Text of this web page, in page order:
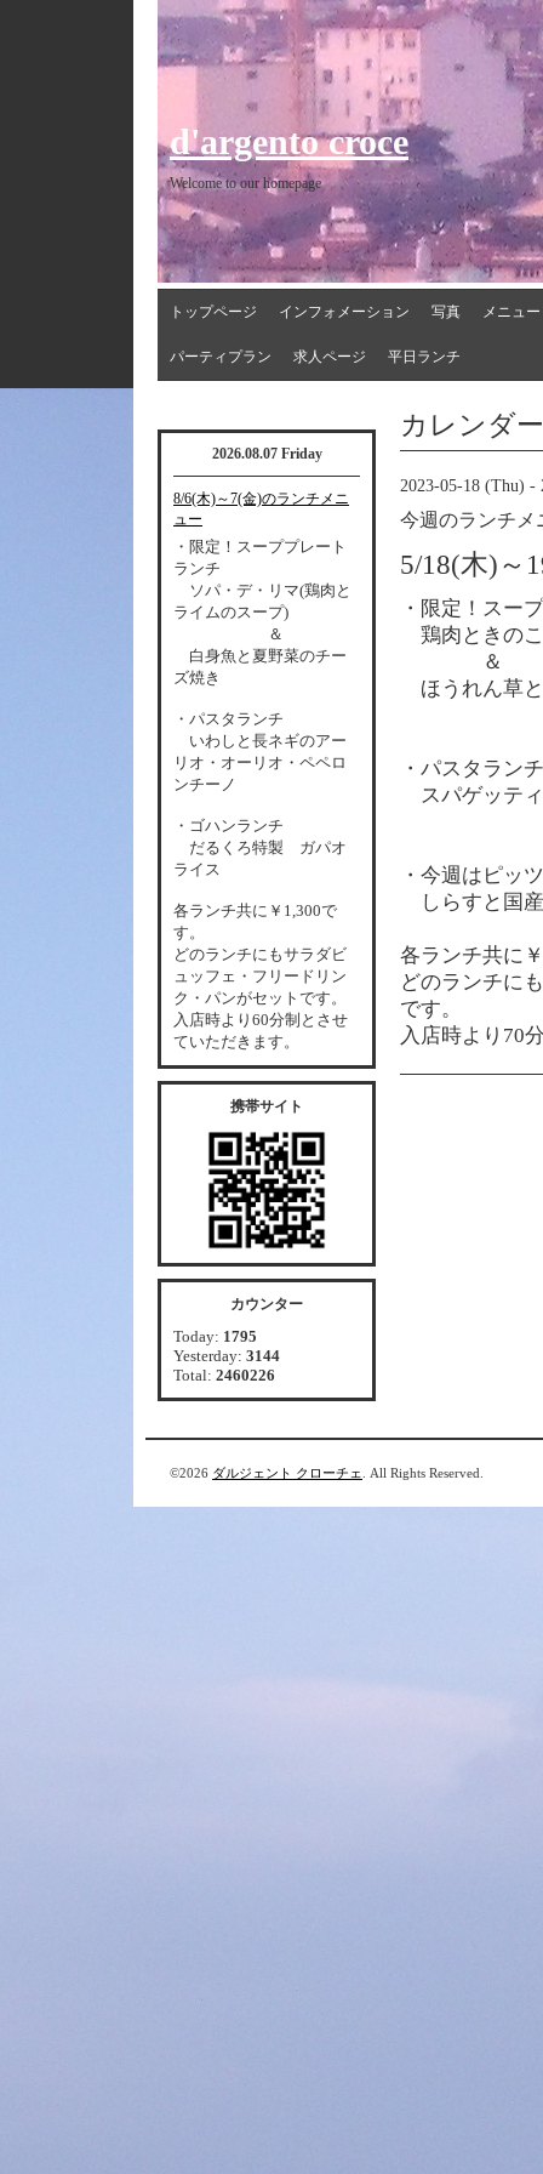
d'argento croce
Welcome to our homepage
トップページ インフォメーション 写真 メニュー
パーティプラン 求人ページ 平日ランチ
カレンダー
2023-05-18 (Thu) -
今週のランチメ
5/18(木)～
・限定！スー
鶏肉ときの
＆
ほうれん草
・パスタランチ
スパゲッテ
・今週はピッ
しらすと国
各ランチ共に
どのランチに
です。
入店時より70
2026.08.07 Friday
8/6(木)～7(金)のランチメニ
ュー
・限定！スーププレート
ランチ
ソパ・デ・リマ(鶏肉と
ライムのスープ)
＆
白身魚と夏野菜のチー
ズ焼き
・パスタランチ
いわしと長ネギのアー
リオ・オーリオ・ペペロ
ンチーノ
・ゴハンランチ
だるくろ特製 ガパオ
ライス
各ランチ共に￥1,300で
す。
どのランチにもサラダビ
ュッフェ・フリードリン
ク・パンがセットです。
入店時より60分制とさせ
ていただきます。
携帯サイト
カウンター
Today: 1795
Yesterday: 3144
Total: 2460226
©2026 ダルジェント クローチェ . All Rights Reserved.